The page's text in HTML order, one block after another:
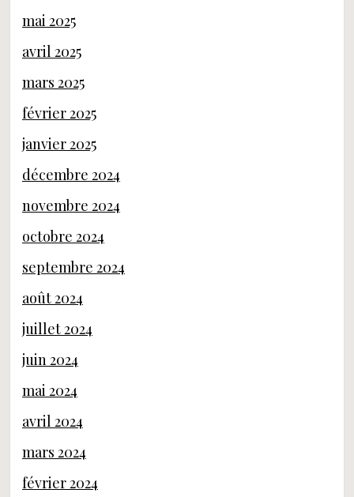
mai 2025
avril 2025
mars 2025
février 2025
janvier 2025
décembre 2024
novembre 2024
octobre 2024
septembre 2024
août 2024
juillet 2024
juin 2024
mai 2024
avril 2024
mars 2024
février 2024